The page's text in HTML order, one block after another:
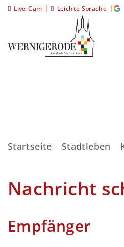
Live-Cam | Leichte Sprache |
Startseite Stadtleben
Nachricht
Empfänger